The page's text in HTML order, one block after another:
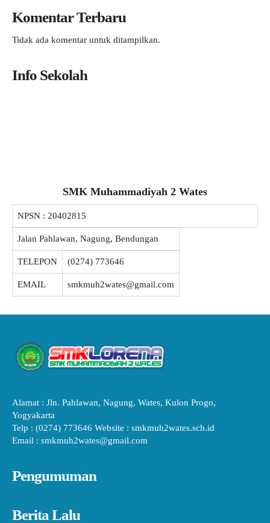
Komentar Terbaru
Tidak ada komentar untuk ditampilkan.
Info Sekolah
SMK Muhammadiyah 2 Wates
NPSN : 20402815
Jalan Pahlawan, Nagung, Bendungan
TELEPON (0274) 773646
EMAIL smkmuh2wates@gmail.com
Alamat : Jln. Pahlawan, Nagung, Wates, Kulon Progo,
Yogyakarta
Telp : (0274) 773646 Website : smkmuh2wates.sch.id
Email : smkmuh2wates@gmail.com
Pengumuman
Berita Lalu